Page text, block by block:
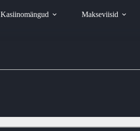
Kasiinomängud Makseviisid